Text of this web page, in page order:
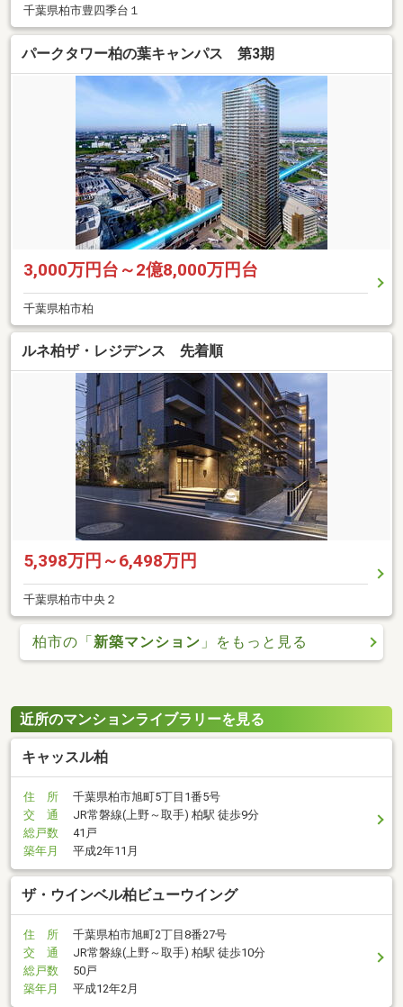
千葉県柏市豊四季台１
パークタワー柏の葉キャンパス 第3期
3,000万円台～2億8,000万円台
千葉県柏市柏
ルネ柏ザ・レジデンス 先着順
5,398万円～6,498万円
千葉県柏市中央２
柏市の「新築マンション 」をもっと見る
近所のマンションライブラリーを見る
キャッスル柏
住 所
千葉県柏市旭町5丁目1番5号
交 通
JR常磐線(上野～取手) 柏駅 徒歩9分
総戸数
41戸
築年月
平成2年11月
ザ・ウインベル柏ビューウイング
住 所
千葉県柏市旭町2丁目8番27号
交 通
JR常磐線(上野～取手) 柏駅 徒歩10分
総戸数
50戸
築年月
平成12年2月